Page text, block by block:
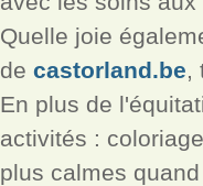
Quelle joie
de castorland.be,
En plus de
activités :
plus calmes